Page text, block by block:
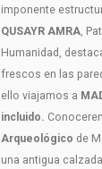
imponente
QUSAYR AMRA,
Humanidad,
frescos en las
ello viajamos a
incluido.
Arqueológico de
una antigua